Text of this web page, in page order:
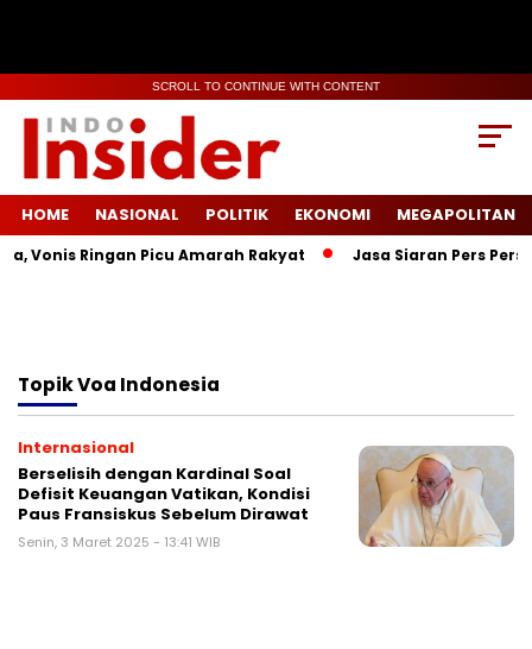
SCROLL TO CONTINUE WITH CONTENT
HOME NASIONAL POLITIK EKONOMI MEGAPOLITAN
Vonis Ringan Picu Amarah Rakyat Jasa Siaran Pers
TopikVoa Indonesia
Internasional
Berselisih dengan Kardinal Soal
Defisit Keuangan Vatikan, Kondisi
Paus Fransiskus Sebelum Dirawat
Senin, 3 Maret 2025 - 13:41 WIB